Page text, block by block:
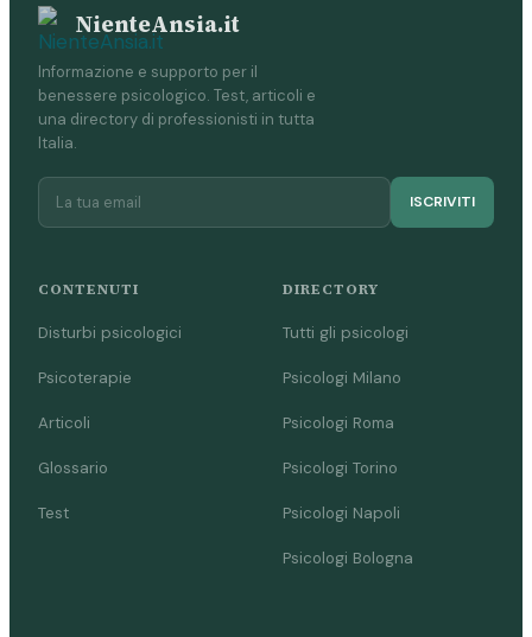
NienteAnsia.it
Informazione e supporto per il
benessere psicologico. Test, articoli e
una directory di professionisti in tutta
Italia.
ISCRIVITI
CONTENUTI
Disturbi psicologici
Psicoterapie
Articoli
Glossario
Test
DIRECTORY
Tutti gli psicologi
Psicologi Milano
Psicologi Roma
Psicologi Torino
Psicologi Napoli
Psicologi Bologna